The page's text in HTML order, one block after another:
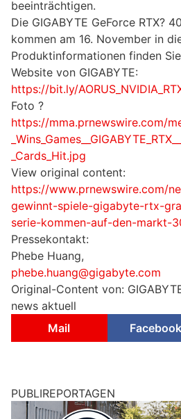
beeinträchtigen.
Die GIGABYTE GeForce RTX?
kommen am 16. November in
Produktinformationen finden
Website von GIGABYTE:
https://bit.ly/
Foto ?
https://mma.prnewswire.com/
_Cards_Hit.jpg
View original content:
https://www.prnewswire.com/
gewinnt-spiele-gigabyte-rtx-
serie-kommen-auf-den-markt-
Pressekontakt:
Phebe Huang,
phebe.huang@gigabyte.com
Original-Content von:
news aktuell
Mail
Facebook
PUBLIREPORTAGEN